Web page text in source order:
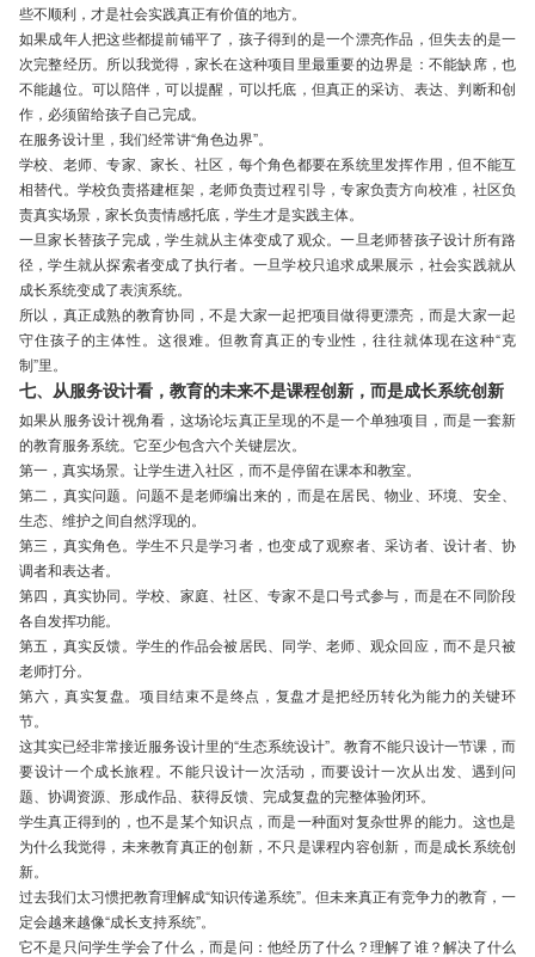
些不顺利，才是社会实践真正有价值的地方。
如果成年人把这些都提前铺平了，孩子得到的是一个漂亮作品，但失去的是一
次完整经历。所以我觉得，家长在这种项目里最重要的边界是：不能缺席，也
不能越位。可以陪伴，可以提醒，可以托底，但真正的采访、表达、判断和创
作，必须留给孩子自己完成。
在服务设计里，我们经常讲“角色边界”。
学校、老师、专家、家长、社区，每个角色都要在系统里发挥作用，但不能互
相替代。学校负责搭建框架，老师负责过程引导，专家负责方向校准，社区负
责真实场景，家长负责情感托底，学生才是实践主体。
一旦家长替孩子完成，学生就从主体变成了观众。一旦老师替孩子设计所有路
径，学生就从探索者变成了执行者。一旦学校只追求成果展示，社会实践就从
成长系统变成了表演系统。
所以，真正成熟的教育协同，不是大家一起把项目做得更漂亮，而是大家一起
守住孩子的主体性。这很难。但教育真正的专业性，往往就体现在这种“克
制”里。
七、从服务设计看，教育的未来不是课程创新，而是成长系统创新
如果从服务设计视角看，这场论坛真正呈现的不是一个单独项目，而是一套新
的教育服务系统。它至少包含六个关键层次。
第一，真实场景。让学生进入社区，而不是停留在课本和教室。
第二，真实问题。问题不是老师编出来的，而是在居民、物业、环境、安全、
生态、维护之间自然浮现的。
第三，真实角色。学生不只是学习者，也变成了观察者、采访者、设计者、协
调者和表达者。
第四，真实协同。学校、家庭、社区、专家不是口号式参与，而是在不同阶段
各自发挥功能。
第五，真实反馈。学生的作品会被居民、同学、老师、观众回应，而不是只被
老师打分。
第六，真实复盘。项目结束不是终点，复盘才是把经历转化为能力的关键环
节。
这其实已经非常接近服务设计里的“生态系统设计”。教育不能只设计一节课，而
要设计一个成长旅程。不能只设计一次活动，而要设计一次从出发、遇到问
题、协调资源、形成作品、获得反馈、完成复盘的完整体验闭环。
学生真正得到的，也不是某个知识点，而是一种面对复杂世界的能力。这也是
为什么我觉得，未来教育真正的创新，不只是课程内容创新，而是成长系统创
新。
过去我们太习惯把教育理解成“知识传递系统”。但未来真正有竞争力的教育，一
定会越来越像“成长支持系统”。
它不是只问学生学会了什么，而是问：他经历了什么？理解了谁？解决了什么